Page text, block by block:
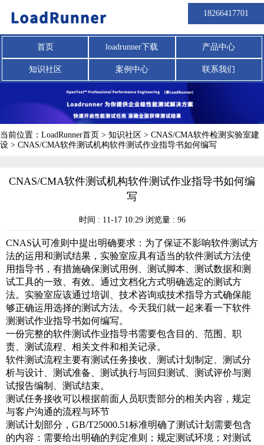
18266417701
首页 loadrunner下载 产品中心
知识社区 案例中心 联系我们
当前位置： LoadRunner首页 > 知识社区 > CNAS/CMA软件检测实验室建
设 > CNAS/CMA软件测试机构软件测试作业指导书如何编写
CNAS/CMA软件测试机构软件测试作业指导书如何编
写
时间 : 11-17 10:29 浏览量 : 96
CNAS认可准则中提出明确要求：为了保证不影响软件测试方
法的运用和测试结果，实验室应具有适当的软件测试方法使
用指导书，有措施确保测试用例、测试脚本、测试数据和测
试工具的一致、有效。通过文档化方式明确选定的测试方
法。实验室应该通过培训、技术咨询或技术指导方式确保能
够正确运用选择的测试方法。今天我们就一起来看一下软件
测测试作业指导书如何编写。
一份完整的软件测试作业指导书需要包含目的、范围、职
责、测试流程、相关文件和相关记录。
软件测试流程主要有测试任务接收、测试计划制定、测试分
析与设计、测试准备、测试执行与回归测试、测试评价与测
试报告编制、测试结束。
测试任务接收可以根据前面人员职责部分的相关内容，规定
与客户沟通的流程与环节
测试计划部分，GB/T25000.51标准明确了测试计划需要包含
的内容：需要给出明确的判定准则；规定测试环境；对测试